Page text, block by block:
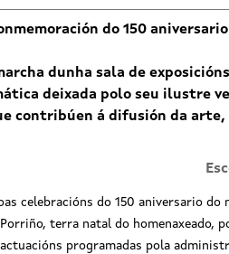
do 150
dunha sala de exposicións
deixada polo seu ilustre
contribúen á difusión da
celebracións do 150 aniversario do
terra natal do homenaxeado,
programadas pola